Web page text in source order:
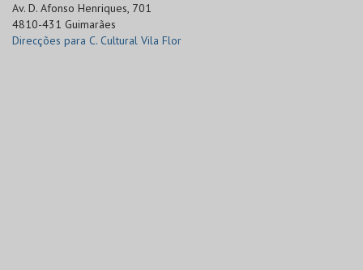
Av. D. Afonso Henriques, 701
4810-431 Guimarães
Direcções para C. Cultural Vila Flor